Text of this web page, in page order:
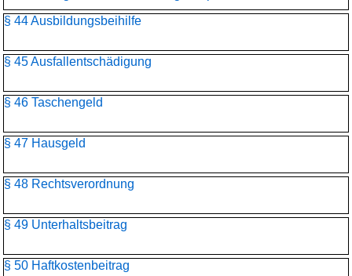
§ 44 Ausbildungsbeihilfe
§ 45 Ausfallentschädigung
§ 46 Taschengeld
§ 47 Hausgeld
§ 48 Rechtsverordnung
§ 49 Unterhaltsbeitrag
§ 50 Haftkostenbeitrag